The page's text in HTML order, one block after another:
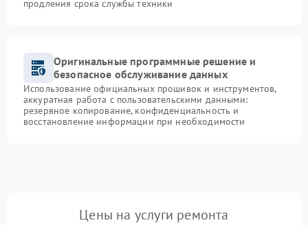
продления срока службы техники
Оригинальные программные решение и
безопасное обслуживание данных
Использование официальных прошивок и инструментов,
аккуратная работа с пользовательскими данными:
резервное копирование, конфиденциальность и
восстановление информации при необходимости
Цены на услуги ремонта